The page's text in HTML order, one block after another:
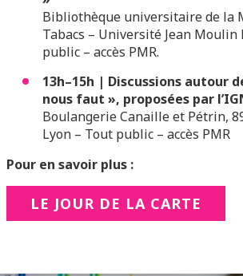
Bibliothèque universitaire de la
Tabacs – Université Jean Moulin
public – accès PMR.
13h–15h | Discussions autour
nous faut », proposées par
Boulangerie Canaille et Pétrin,
Lyon – Tout public – accès PMR
Pour en savoir plus :
LE JOUR DE LA CARTE